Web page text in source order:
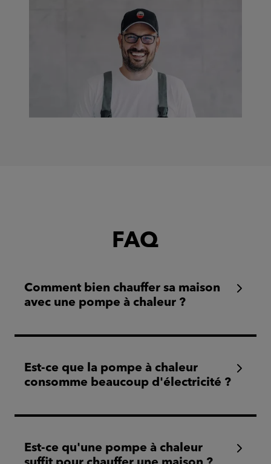
FAQ
Comment bien chauffer sa maison
avec une pompe à chaleur ?
Est-ce que la pompe à chaleur
consomme beaucoup d'électricité ?
Est-ce qu'une pompe à chaleur